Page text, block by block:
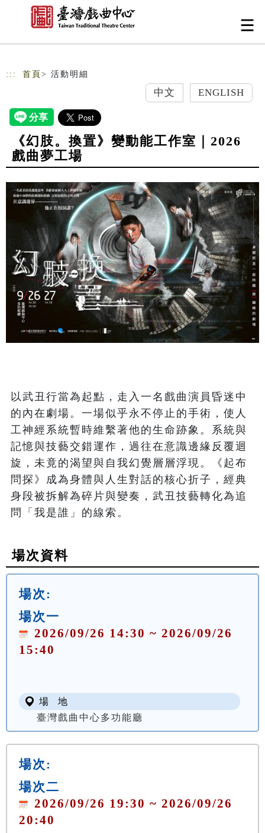
跳到主要內容
網站導覽
::: 首頁 > 活動明細
中文 ENGLISH
《幻肢。換置》變動能工作室｜2026
戲曲夢工場
以武丑行當為起點，走入一名戲曲演員昏迷中
的內在劇場。一場似乎永不停止的手術，使人
工神經系統暫時維繫著他的生命跡象。系統與
記憶與技藝交錯運作，過往在意識邊緣反覆迴
旋，未竟的渴望與自我幻覺層層浮現。《起布
問探》成為身體與人生對話的核心折子，經典
身段被拆解為碎片與變奏，武丑技藝轉化為追
場次資料
場次:
場次一
2026/09/26 14:30 ~ 2026/09/26
15:40
場 地
臺灣戲曲中心多功能廳
場次:
場次二
2026/09/26 19:30 ~ 2026/09/26
20:40